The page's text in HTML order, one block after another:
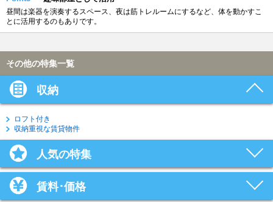
昼間は楽器を演奏するスペース、夜は筋トレルームにするなど、体を動かすこ
とに活用するのもありです。
その他の特集一覧
収納
ロフト付き
収納重視な賃貸物件
人気の特集
賃料･価格